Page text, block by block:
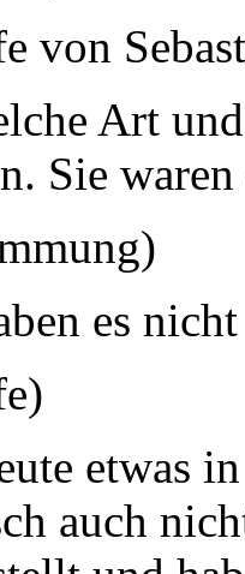
von
Art
Sie
es
etwas
auch